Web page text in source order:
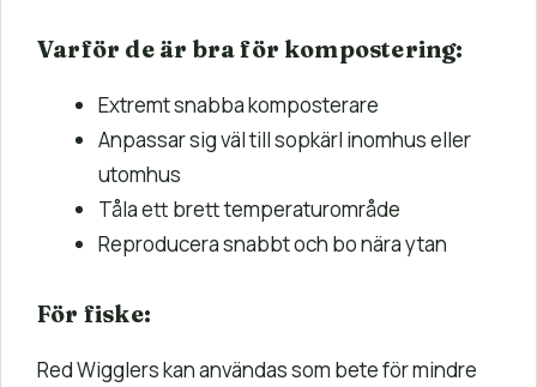
Varför de är bra för kompostering:
Extremt snabba komposterare
Anpassar sig väl till sopkärl inomhus eller
utomhus
Tåla ett brett temperaturområde
Reproducera snabbt och bo nära ytan
För fiske:
Red Wigglers kan användas som bete för mindre